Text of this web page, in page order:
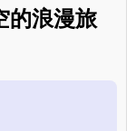
的浪漫旅